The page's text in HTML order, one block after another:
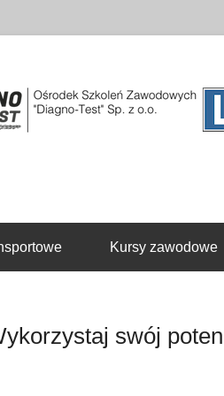
Kursy zawodowe
swój